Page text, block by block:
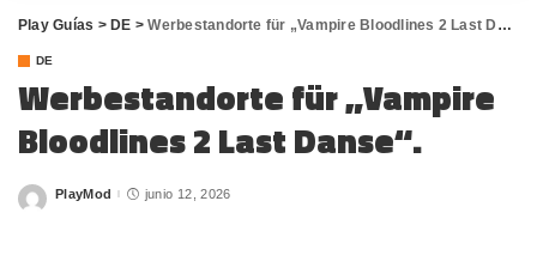
Play Guías > DE >Werbestandorte für „Vampire Bloodlines 2 Last Danse“.
DE
Werbestandorte für „Vampire
Bloodlines 2 Last Danse“.
Posted
PlayMod junio 12, 2026